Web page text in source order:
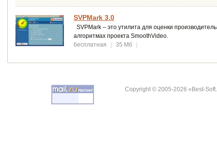
SVPMark 3.0
SVPMark – это утилита для оценки
алгоритмах проекта SmoothVideo.
бесплатная
| 35 Мб |
Copyright © 2005-2026 «Best-